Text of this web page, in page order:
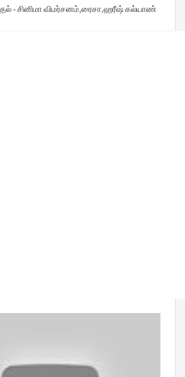
- சினிமா விமர்சனம்,ரைசா,ஹரீஷ் கல்யாண்